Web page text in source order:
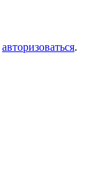
авторизоваться.